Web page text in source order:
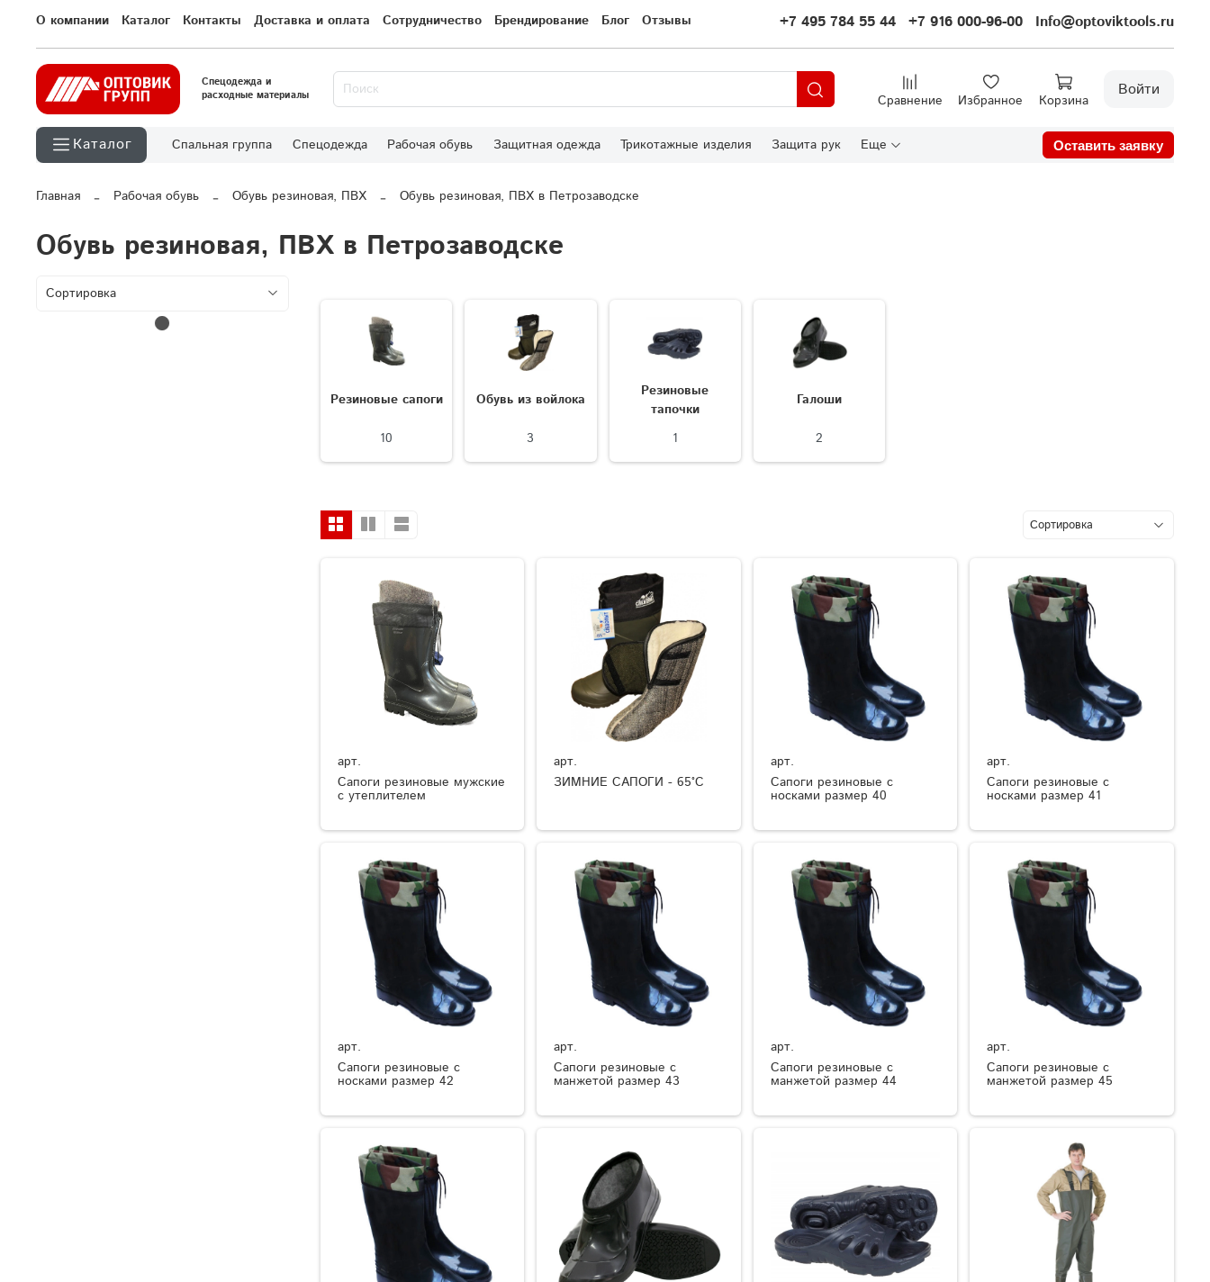
О компании Каталог Контакты Доставка и оплата Сотрудничество Брендирование Блог Отзывы +7 495 784 55 44 +7 916 000-96-00 Info@optoviktools.ru
Спецодежда и
расходные материалы
Сравнение Избранное Корзина
Войти
Каталог Спальная группа Спецодежда Рабочая обувь Защитная одежда Трикотажные изделия Защита рук Еще Оставить заявку
Главная Рабочая обувь Обувь резиновая, ПВХ Обувь резиновая, ПВХ в Петрозаводске
Обувь резиновая, ПВХ в Петрозаводске
Резиновые сапоги
10
Обувь из войлока
3
Резиновые
тапочки
1
Галоши
2
арт.
Сапоги резиновые мужские
с утеплителем
арт.
ЗИМНИЕ САПОГИ - 65°C
арт.
Сапоги резиновые с
носками размер 40
арт.
Сапоги резиновые с
носками размер 41
арт.
Сапоги резиновые с
носками размер 42
арт.
Сапоги резиновые с
манжетой размер 43
арт.
Сапоги резиновые с
манжетой размер 44
арт.
Сапоги резиновые с
манжетой размер 45